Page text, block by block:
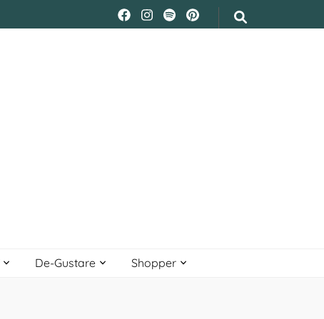
De-Gustare Shopper